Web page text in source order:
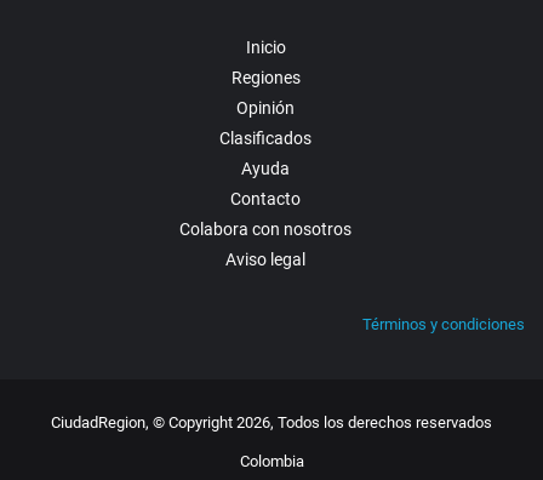
Inicio
Regiones
Opinión
Clasificados
Ayuda
Contacto
Colabora con nosotros
Aviso legal
Términos y condiciones
CiudadRegion, © Copyright 2026, Todos los derechos reservados
Colombia